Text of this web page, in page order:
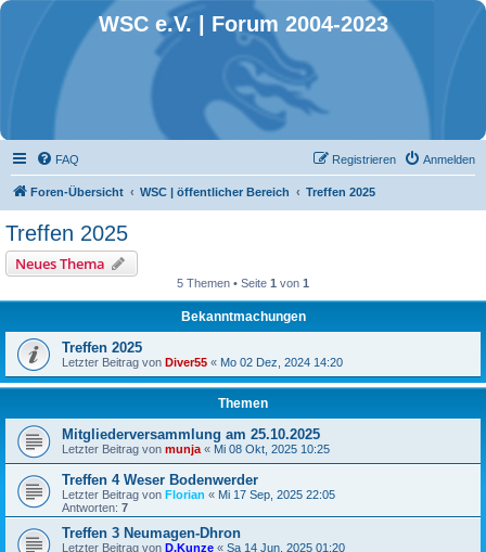
WSC e.V. | Forum 2004-2023
FAQ Anmelden
Registrieren
Foren-Übersicht WSC | öffentlicher Bereich Treffen 2025
Treffen 2025
Neues Thema
5 Themen • Seite 1 von 1
Bekanntmachungen
Treffen 2025
Letzter Beitrag von Diver55 « Mo 02 Dez, 2024 14:20
Themen
Mitgliederversammlung am 25.10.2025
Letzter Beitrag von munja « Mi 08 Okt, 2025 10:25
Treffen 4 Weser Bodenwerder
Letzter Beitrag von Florian « Mi 17 Sep, 2025 22:05
Antworten: 7
Treffen 3 Neumagen-Dhron
Letzter Beitrag von D.Kunze « Sa 14 Jun, 2025 01:20